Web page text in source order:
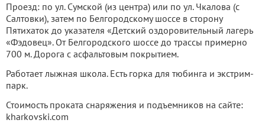
Проезд: по ул. Сумской (из центра) или по ул. Чкалова (с
Салтовки), затем по Белгородскому шоссе в сторону
Пятихаток до указателя «Детский оздоровительный лагерь
«Фэдовец». От Белгородского шоссе до трассы примерно
700 м. Дорога с асфальтовым покрытием.
Работает лыжная школа. Есть горка для тюбинга и экстрим-
парк.
Стоимость проката снаряжения и подъемников на сайте:
kharkovski.com